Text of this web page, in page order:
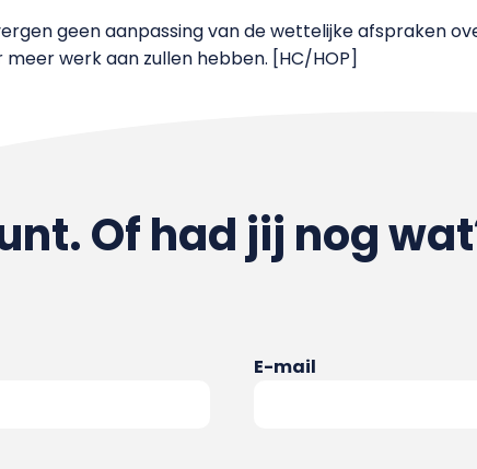
geen aanpassing van de wettelijke afspraken
werk aan zullen hebben. [HC/HOP]
Of had jij nog
E-mail